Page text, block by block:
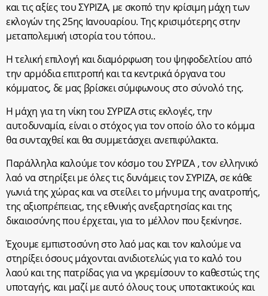
και τις αξίες του ΣΥΡΙΖΑ, με σκοπό την κρίσιμη μάχη των
εκλογών της 25ης Ιανουαρίου. Της κρισιμότερης στην
μεταπολεμική ιστορία του τόπου..
Η τελική επιλογή και διαμόρφωση του ψηφοδελτίου από
την αρμόδια επιτροπή και τα κεντρικά όργανα του
κόμματος, δε μας βρίσκει σύμφωνους στο σύνολό της.
Η μάχη για τη νίκη του ΣΥΡΙΖΑ στις εκλογές, την
αυτοδυναμία, είναι ο στόχος για τον οποίο όλο το κόμμα
θα συνταχθεί και θα συμμετάσχει ανεπιφύλακτα.
Παράλληλα καλούμε τον κόσμο του ΣΥΡΙΖΑ , τον ελληνικό
λαό να στηρίξει με όλες τις δυνάμεις τον ΣΥΡΙΖΑ, σε κάθε
γωνιά της χώρας και να στείλει το μήνυμα της ανατροπής,
της αξιοπρέπειας, της εθνικής ανεξαρτησίας και της
δικαιοσύνης που έρχεται, για το μέλλον που ξεκίνησε.
Έχουμε εμπιστοσύνη στο λαό μας και τον καλούμε να
στηρίξει όσους μάχονται ανιδιοτελώς για το καλό του
λαού και της πατρίδας για να γκρεμίσουν το καθεστώς της
υποταγής, και μαζί με αυτό όλους τους υποτακτικούς και